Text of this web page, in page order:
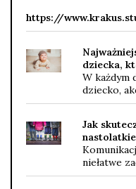
https://
dziecka,
W każdym
dziecko,
Jak
niełatwe